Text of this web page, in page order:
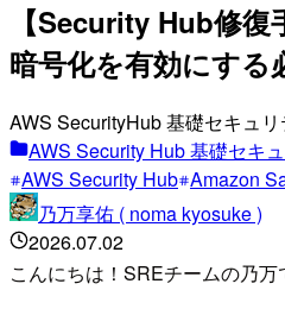
【Security Hub修
暗号化を有効にする
AWS SecurityHub 基礎セキュ
AWS Security Hub 基礎セキ
AWS Security Hub Amazon
乃万享佑 ( noma kyosuke )
2026.07.02
こんにちは！SREチームの乃万